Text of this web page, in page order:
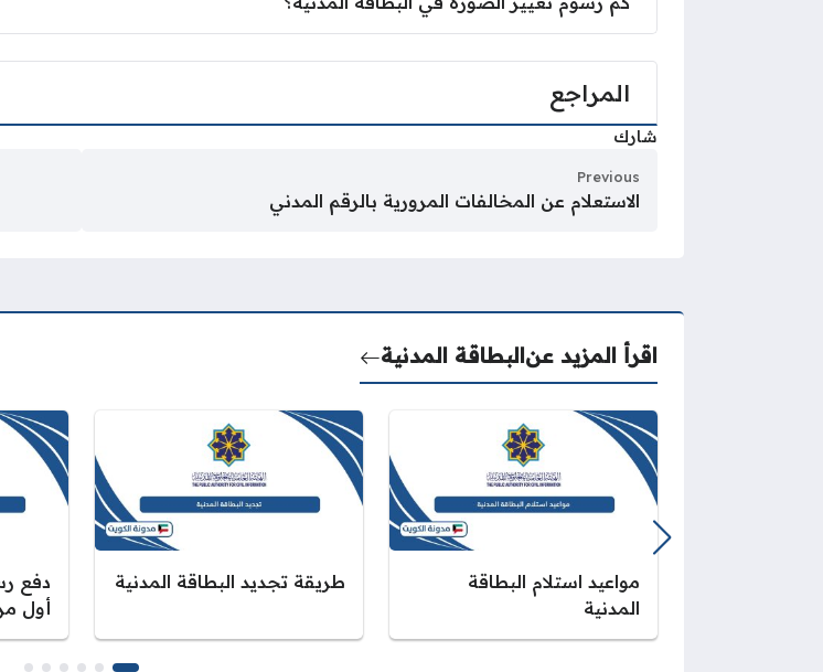
المراجع
شارك
Previous
الاستعلام عن المخالفات المرورية بالرقم المدني
اقرأ المزيد عنالبطاقة المدنية
مواعيد استلام البطاقة
المدنية
طريقة تجديد البطاقة المدنية
دفع
أول